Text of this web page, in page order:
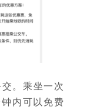
。乘坐一次
内可以免费